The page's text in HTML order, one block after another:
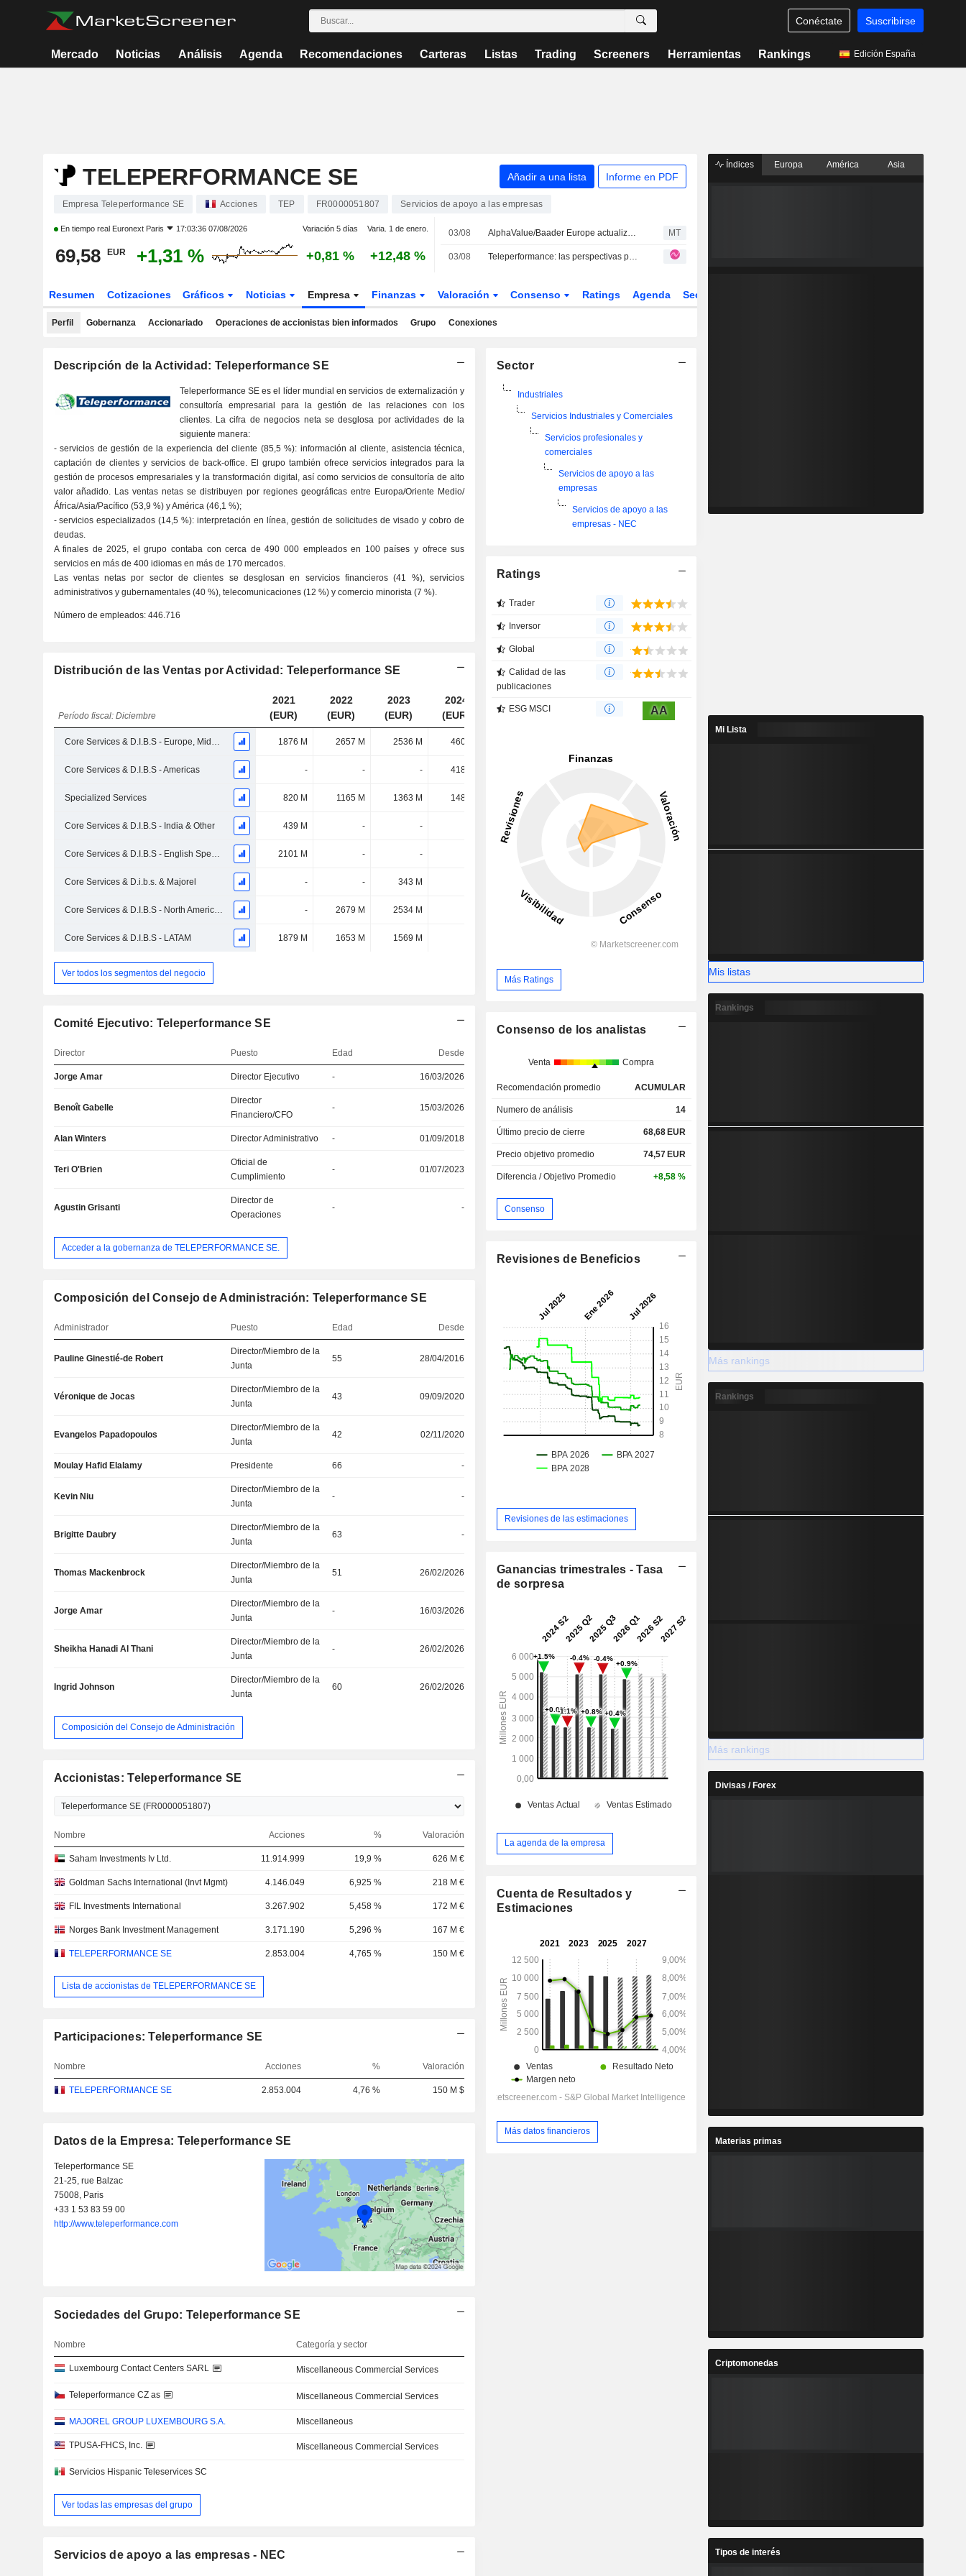
Conéctate Suscribirse
Mercado Noticias Análisis Agenda Recomendaciones Carteras Listas Trading Screeners Herramientas Rankings Edición España
TELEPERFORMANCE SE Añadir a una lista Informe en PDF
Empresa Teleperformance SE Acciones TEP FR0000051807 Servicios de apoyo a las empresas
En tiempo real Euronext Paris 17:03:36 07/08/2026 Variación 5 días Varia. 1 de enero.
69,58 EUR +1,31 % +0,81 % +12,48 %
03/08 AlphaValue/Baader Europe actualiza la recomendación y el precio objetivo de Teleperformance ante unas perspectivas "alentadoras" para el segundo semestre MT
03/08 Teleperformance: las perspectivas para el segundo semestre de 2024 aportan cierta tranquilidad
Resumen Cotizaciones Gráficos Noticias Empresa Finanzas Valoración Consenso Ratings Agenda Sector
Perfil Gobernanza Accionariado Operaciones de accionistas bien informados Grupo Conexiones
Descripción de la Actividad: Teleperformance SE
Teleperformance SE es el líder mundial en servicios de externalización y
consultoría empresarial para la gestión de las relaciones con los
clientes. La cifra de negocios neta se desglosa por actividades de la
siguiente manera:
- servicios de gestión de la experiencia del cliente (85,5 %): información al cliente, asistencia técnica,
captación de clientes y servicios de back-office. El grupo también ofrece servicios integrados para la
gestión de procesos empresariales y la transformación digital, así como servicios de consultoría de alto
valor añadido. Las ventas netas se distribuyen por regiones geográficas entre Europa/Oriente Medio/
África/Asia/Pacífico (53,9 %) y América (46,1 %);
- servicios especializados (14,5 %): interpretación en línea, gestión de solicitudes de visado y cobro de
deudas.
A finales de 2025, el grupo contaba con cerca de 490 000 empleados en 100 países y ofrece sus
servicios en más de 400 idiomas en más de 170 mercados.
Las ventas netas por sector de clientes se desglosan en servicios financieros (41 %), servicios
administrativos y gubernamentales (40 %), telecomunicaciones (12 %) y comercio minorista (7 %).
Número de empleados: 446.716
Distribución de las Ventas por Actividad: Teleperformance SE
Período fiscal: Diciembre
2021
(EUR)
2022
(EUR)
2023
(EUR)
2024
(EUR)
(EUR)
Core Services & D.I.B.S - Europe, Middle East & Africa (EMEA) & APAC 1876 M 2657 M 2536 M 4609 M
Core Services & D.I.B.S - Americas - - - 4182 M
Specialized Services 820 M 1165 M 1363 M 1489 M 1485 M
Core Services & D.I.B.S - India & Other 439 M - -
Core Services & D.I.B.S - English Speaking Area & Asia-Pacific (EWAP) (Excl. India) 2101 M - -
Core Services & D.i.b.s. & Majorel - - 343 M
Core Services & D.I.B.S - North America & Asia-Pacific - 2679 M 2534 M -
Core Services & D.I.B.S - LATAM 1879 M 1653 M 1569 M
Ver todos los segmentos del negocio
Comité Ejecutivo: Teleperformance SE
Director Puesto Edad Desde
Jorge Amar Director Ejecutivo - 16/03/2026
Benoît Gabelle
Director
Financiero/CFO
- 15/03/2026
Alan Winters Director Administrativo - 01/09/2018
Teri O'Brien
Oficial de
Cumplimiento
- 01/07/2023
Agustin Grisanti
Director de
Operaciones
- -
Acceder a la gobernanza de TELEPERFORMANCE SE.
Composición del Consejo de Administración: Teleperformance SE
Administrador Puesto Edad Desde
Pauline Ginestié-de Robert
Director/Miembro de la
Junta
55 28/04/2016
Véronique de Jocas
Director/Miembro de la
Junta
43 09/09/2020
Evangelos Papadopoulos
Director/Miembro de la
Junta
42 02/11/2020
Moulay Hafid Elalamy Presidente 66 -
Kevin Niu
Director/Miembro de la
Junta
- -
Brigitte Daubry
Director/Miembro de la
Junta
63 -
Thomas Mackenbrock
Director/Miembro de la
Junta
51 26/02/2026
Jorge Amar
Director/Miembro de la
Junta
- 16/03/2026
Sheikha Hanadi Al Thani
Director/Miembro de la
Junta
- 26/02/2026
Ingrid Johnson
Director/Miembro de la
Junta
60 26/02/2026
Composición del Consejo de Administración
Accionistas: Teleperformance SE
Nombre Acciones % Valoración
Saham Investments Iv Ltd. 11.914.999 19,9 % 626 M €
Goldman Sachs International (Invt Mgmt) 4.146.049 6,925 % 218 M €
FIL Investments International 3.267.902 5,458 % 172 M €
Norges Bank Investment Management 3.171.190 5,296 % 167 M €
TELEPERFORMANCE SE 2.853.004 4,765 % 150 M €
Lista de accionistas de TELEPERFORMANCE SE
Participaciones: Teleperformance SE
Nombre Acciones % Valoración
TELEPERFORMANCE SE 2.853.004 4,76 % 150 M $
Datos de la Empresa: Teleperformance SE
Teleperformance SE
21-25, rue Balzac
75008, Paris
+33 1 53 83 59 00
http://www.teleperformance.com
Sociedades del Grupo: Teleperformance SE
Nombre Categoría y sector
Luxembourg Contact Centers SARL Miscellaneous Commercial Services
Teleperformance CZ as Miscellaneous Commercial Services
MAJOREL GROUP LUXEMBOURG S.A. Miscellaneous
TPUSA-FHCS, Inc. Miscellaneous Commercial Services
Servicios Hispanic Teleservices SC
Ver todas las empresas del grupo
Servicios de apoyo a las empresas - NEC
Sector
Industriales
Servicios Industriales y Comerciales
Servicios profesionales y
comerciales
Servicios de apoyo a las
empresas
Servicios de apoyo a las
empresas - NEC
Ratings
Trader
Inversor
Global
Calidad de las
publicaciones
ESG MSCI AA
Más Ratings
Consenso de los analistas
Venta Compra
Recomendación promedio ACUMULAR
Numero de análisis 14
Último precio de cierre 68,68 EUR
Precio objetivo promedio 74,57 EUR
Diferencia / Objetivo Promedio +8,58 %
Consenso
Revisiones de Beneficios
Revisiones de las estimaciones
Ganancias trimestrales - Tasa
de sorpresa
La agenda de la empresa
Cuenta de Resultados y
Estimaciones
Más datos financieros
Índices Europa América Asia
Mi Lista
Mis listas
Rankings
Más rankings
Rankings
Más rankings
Divisas / Forex
Materias primas
Criptomonedas
Tipos de interés